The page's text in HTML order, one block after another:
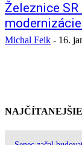
Železnice
Michal Feik - 16.
NAJČÍTANEJŠIE